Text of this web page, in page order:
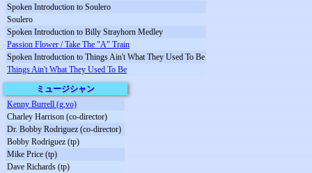
Spoken Introduction to Soulero
Soulero
Spoken Introduction to Billy Strayhorn Medley
Passion Flower / Take The "A" Train
Spoken Introduction to Things Ain't What They Used To Be
Things Ain't What They Used To Be
ミュージシャン
Kenny Burrell (g,vo)
Charley Harrison (co-director)
Dr. Bobby Rodriguez (co-director)
Bobby Rodriguez (tp)
Mike Price (tp)
Dave Richards (tp)